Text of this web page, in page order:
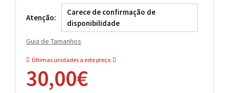
Atenção:
Carece de confirmação de
disponibilidade
Guia de Tamanhos
Últimas unidades a este preço
30,00€